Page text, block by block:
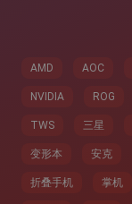
AMD AOC
NVIDIA ROG
TWS 三星
变形本 安克
折叠手机 掌机